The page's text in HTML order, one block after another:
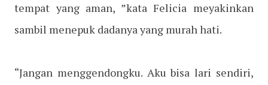
tempat yang aman, ”kata Felicia meyakinkan
sambil menepuk dadanya yang murah hati.
“Jangan menggendongku. Aku bisa lari sendiri,